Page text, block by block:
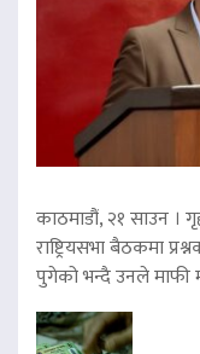
काठमाडौं, २१ साउन ।
राष्ट्रियसभा बैठकमा
पुगेको भन्दै उनले माफी